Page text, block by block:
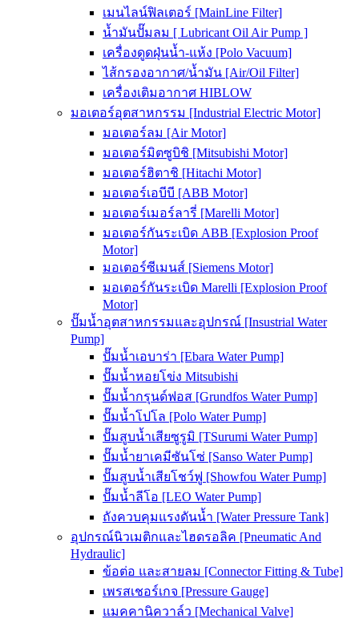
เมนไลน์ฟิลเตอร์ [MainLine Filter]
น้ำมันปั๊มลม [ Lubricant Oil Air Pump ]
เครื่องดูดฝุ่นน้ำ-แห้ง [Polo Vacuum]
ไส้กรองอากาศ/น้ำมัน [Air/Oil Filter]
เครื่องเติมอากาศ HIBLOW
มอเตอร์อุตสาหกรรม [Industrial Electric Motor]
มอเตอร์ลม [Air Motor]
มอเตอร์มิตซูบิชิ [Mitsubishi Motor]
มอเตอร์ฮิตาชิ [Hitachi Motor]
มอเตอร์เอบีบี [ABB Motor]
มอเตอร์เมอร์ลารี่ [Marelli Motor]
มอเตอร์กันระเบิด ABB [Explosion Proof
Motor]
มอเตอร์ซีเมนส์ [Siemens Motor]
มอเตอร์กันระเบิด Marelli [Explosion Proof
Motor]
ปั๊มน้ำอุตสาหกรรมและอุปกรณ์ [Insustrial Water
Pump]
ปั๊มน้ำเอบาร่า [Ebara Water Pump]
ปั๊มน้ำหอยโข่ง Mitsubishi
ปั๊มน้ำกรุนด์ฟอส [Grundfos Water Pump]
ปั๊มน้ำโปโล [Polo Water Pump]
ปั๊มสูบน้ำเสียซูรูมิ [TSurumi Water Pump]
ปั๊มน้ำยาเคมีซันโซ่ [Sanso Water Pump]
ปั๊มสูบน้ำเสียโชว์ฟู [Showfou Water Pump]
ปั๊มน้ำลีโอ [LEO Water Pump]
ถังควบคุมแรงดันน้ำ [Water Pressure Tank]
อุปกรณ์นิวเมติกและไฮดรอลิค [Pneumatic And
Hydraulic]
ข้อต่อ และสายลม [Connector Fitting & Tube]
เพรสเชอร์เกจ [Pressure Gauge]
แมคคานิควาล์ว [Mechanical Valve]